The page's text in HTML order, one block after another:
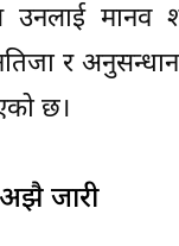
उनलाई मानव
र
छ।
जारी